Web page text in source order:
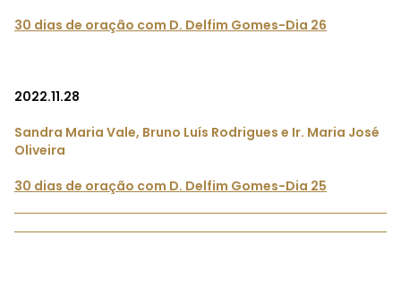
30 dias de oração com D. Delfim Gomes-Dia 26
2022.11.28
Sandra Maria Vale, Bruno Luís Rodrigues e Ir. Maria José
Oliveira
30 dias de oração com D. Delfim Gomes-Dia 25